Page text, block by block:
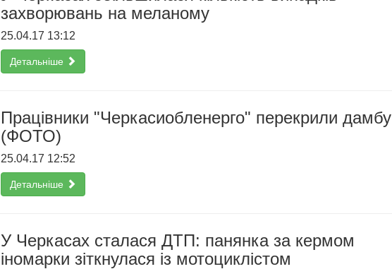
захворювань на меланому
25.04.17 13:12
Детальніше
Працівники "Черкасиобленерго" перекрили дамбу
(ФОТО)
25.04.17 12:52
Детальніше
У Черкасах сталася ДТП: панянка за кермом
іномарки зіткнулася із мотоциклістом